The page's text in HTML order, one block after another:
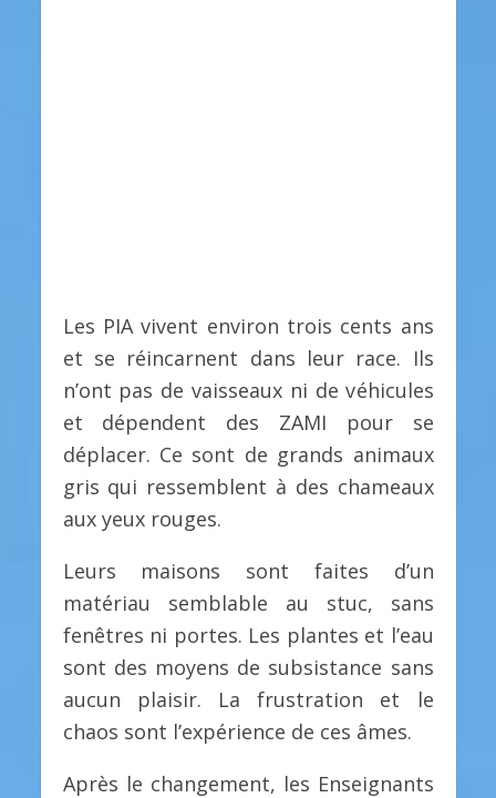
Les PIA vivent environ trois cents ans
et se réincarnent dans leur race. Ils
n’ont pas de vaisseaux ni de véhicules
et dépendent des ZAMI pour se
déplacer. Ce sont de grands animaux
gris qui ressemblent à des chameaux
aux yeux rouges.
Leurs maisons sont faites d’un
matériau semblable au stuc, sans
fenêtres ni portes. Les plantes et l’eau
sont des moyens de subsistance sans
aucun plaisir. La frustration et le
chaos sont l’expérience de ces âmes.
Après le changement, les Enseignants